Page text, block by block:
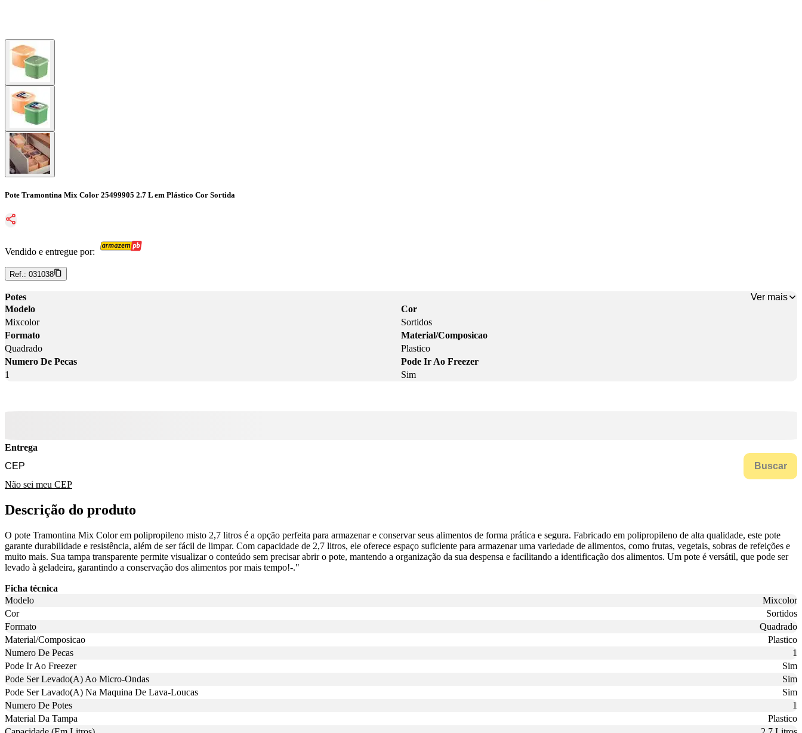
Pote Tramontina Mix Color 25499905 2.7 L em Plástico Cor Sortida
Vendido e entregue por:
Ref.: 031038
Potes
Ver mais
Modelo
Mixcolor
Cor
Sortidos
Formato
Quadrado
Material/Composicao
Plastico
Numero De Pecas
1
Pode Ir Ao Freezer
Sim
Entrega
Buscar
Não sei meu CEP
Descrição do produto
O pote Tramontina Mix Color em polipropileno misto 2,7 litros é a opção perfeita para armazenar e conservar seus alimentos de forma prática e segura. Fabricado em polipropileno de alta qualidade, este pote
garante durabilidade e resistência, além de ser fácil de limpar. Com capacidade de 2,7 litros, ele oferece espaço suficiente para armazenar uma variedade de alimentos, como frutas, vegetais, sobras de refeições e
muito mais. Sua tampa transparente permite visualizar o conteúdo sem precisar abrir o pote, mantendo a organização da sua despensa e facilitando a identificação dos alimentos. Um pote é versátil, que pode ser
levado à geladeira, garantindo a conservação dos alimentos por mais tempo!-."
Ficha técnica
Modelo
Mixcolor
Cor
Sortidos
Formato
Quadrado
Material/Composicao
Plastico
Numero De Pecas
1
Pode Ir Ao Freezer
Sim
Pode Ser Levado(A) Ao Micro-Ondas
Sim
Pode Ser Lavado(A) Na Maquina De Lava-Loucas
Sim
Numero De Potes
1
Material Da Tampa
Plastico